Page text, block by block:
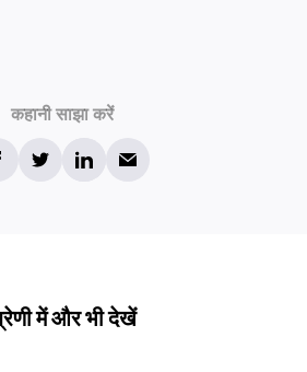
कहानी साझा करें
में और भी देखें